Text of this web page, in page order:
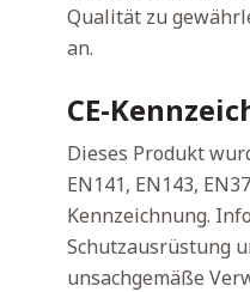
Qualität zu
an.
CE-
Dieses Produkt
EN141, EN143,
Kennzeichnung.
Schutzausrüstung
unsachgemäße